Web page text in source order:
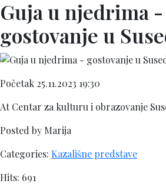
Guja u njedrima -
gostovanje u
Početak 25.11.2023 19:30
At Centar za kulturu i obrazovanje
Posted by Marija
Categories: Kazališne predstave
Hits: 691